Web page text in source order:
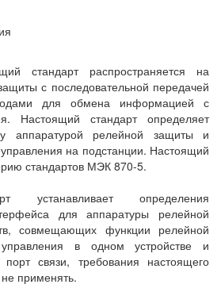
стандарт распространяется на
с последовательной передачей
для обмена информацией с
Настоящий стандарт определяет
аппаратурой релейной защиты и
на подстанции. Настоящий
стандартов МЭК 870-5.
устанавливает определения
для аппаратуры релейной
совмещающих функции релейной
в одном устройстве и
связи, требования настоящего
применять.